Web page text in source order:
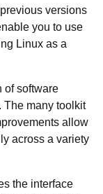
versions
you to use
Linux as a
of software
The many toolkit
allow
across a variety
the interface